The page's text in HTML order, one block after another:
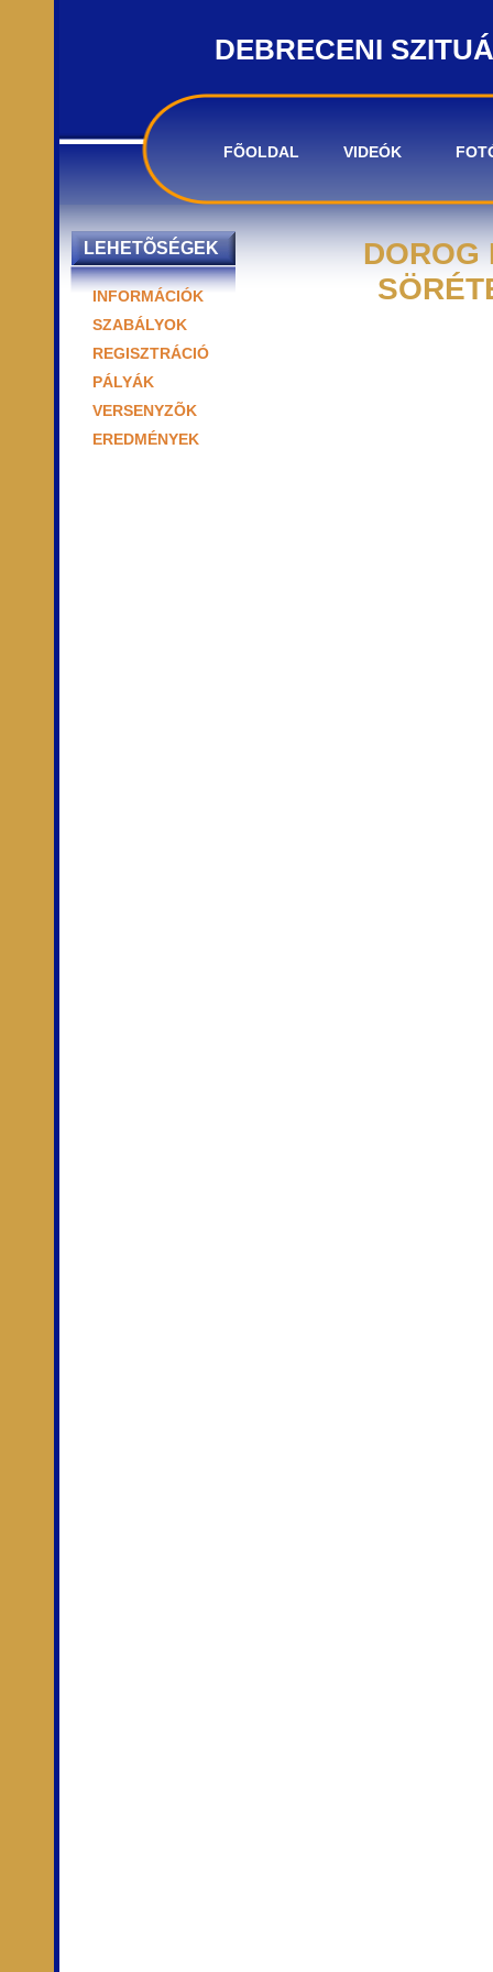
DEBRECENI
FÕOLDAL VIDEÓK
LEHETÕSÉGEK
INFORMÁCIÓK
SZABÁLYOK
REGISZTRÁCIÓ
PÁLYÁK
VERSENYZÕK
EREDMÉNYEK
DOROG